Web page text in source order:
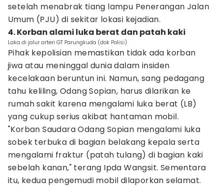
setelah menabrak tiang lampu Penerangan Jalan
Umum (PJU) di sekitar lokasi kejadian.
4. Korban alami luka berat dan patah kaki
Laka di jalur arteri GT Parungkuda (dok Polisi)
Pihak kepolisian memastikan tidak ada korban
jiwa atau meninggal dunia dalam insiden
kecelakaan beruntun ini. Namun, sang pedagang
tahu keliling, Odang Sopian, harus dilarikan ke
rumah sakit karena mengalami luka berat (LB)
yang cukup serius akibat hantaman mobil.
"Korban Saudara Odang Sopian mengalami luka
sobek terbuka di bagian belakang kepala serta
mengalami fraktur (patah tulang) di bagian kaki
sebelah kanan," terang Ipda Wangsit. Sementara
itu, kedua pengemudi mobil dilaporkan selamat.